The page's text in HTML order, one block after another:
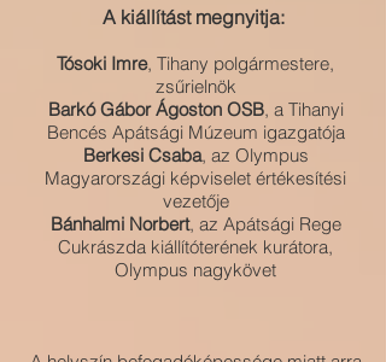
A kiállítást megnyitja:
Tósoki Imre, Tihany polgármestere,
zsűrielnök
Barkó Gábor Ágoston OSB, a Tihanyi
Bencés Apátsági Múzeum igazgatója
Berkesi Csaba, az Olympus
Magyarországi képviselet értékesítési
vezetője
Bánhalmi Norbert, az Apátsági Rege
Cukrászda kiállítóterének kurátora,
Olympus nagykövet